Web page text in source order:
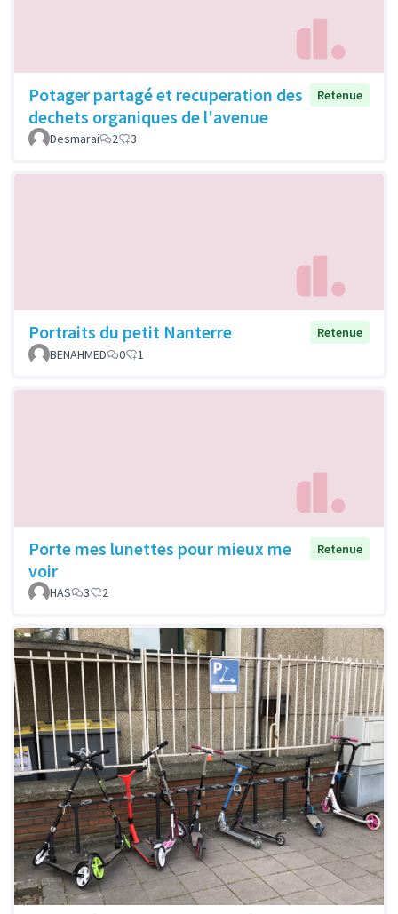
Potager partagé et recuperation des
dechets organiques de l'avenue
Retenue
Desmarai 2 3
Portraits du petit Nanterre
Retenue
BENAHMED
0 1
Porte mes lunettes pour mieux me
voir
Retenue
HAS 3 2